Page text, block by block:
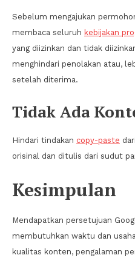
Sebelum mengajukan
membaca seluruh kebijakan
yang diizinkan dan tidak
menghindari penolakan atau,
setelah diterima.
Tidak Ada
Hindari tindakan copy-paste
orisinal dan ditulis dari sudut
Kesimpulan
Mendapatkan persetujuan
membutuhkan waktu dan
kualitas konten, pengalaman